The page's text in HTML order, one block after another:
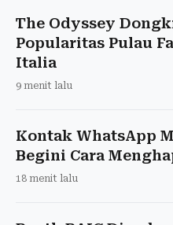
The Odyssey
Popularitas Pulau
Italia
9 menit lalu
Kontak WhatsApp
Begini Cara
18 menit lalu